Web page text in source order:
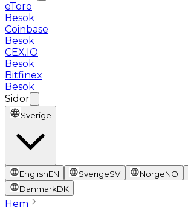
eToro
Besök
Coinbase
Besök
CEX.IO
Besök
Bitfinex
Besök
Sidor
Sverige
EnglishEN SverigeSV NorgeNO
DanmarkDK
Hem